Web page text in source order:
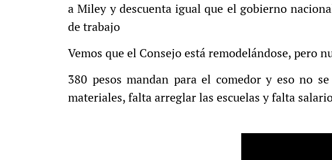
a Miley y descuenta igual que el gobierno
de trabajo
Vemos que el Consejo está remodelándose, pero
380 pesos mandan para el comedor y eso no
materiales, falta arreglar las escuelas y falta